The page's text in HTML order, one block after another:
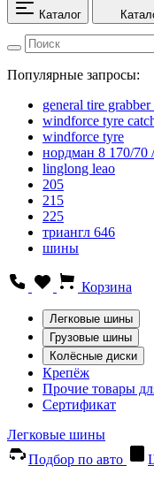
Каталог
Популярные запросы:
general tire
windforce tyre
windforce tyre
нордман 8 170/70
linglong leao
205
215
225
триангл 646
шины
Корзина
Легковые шины
Грузовые шины
Колёсные диски
Крепёж
Прочие товары
Сертификат
Легковые шины
Подбор по авто